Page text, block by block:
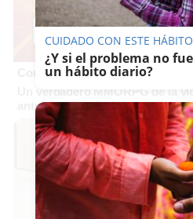
Corepunk MMORPG
Un verdadero MMORPG de la
antes, pero mejor!
CUIDADO CON ESTE HÁBITO
¿Y si el problema no
un hábito diario?